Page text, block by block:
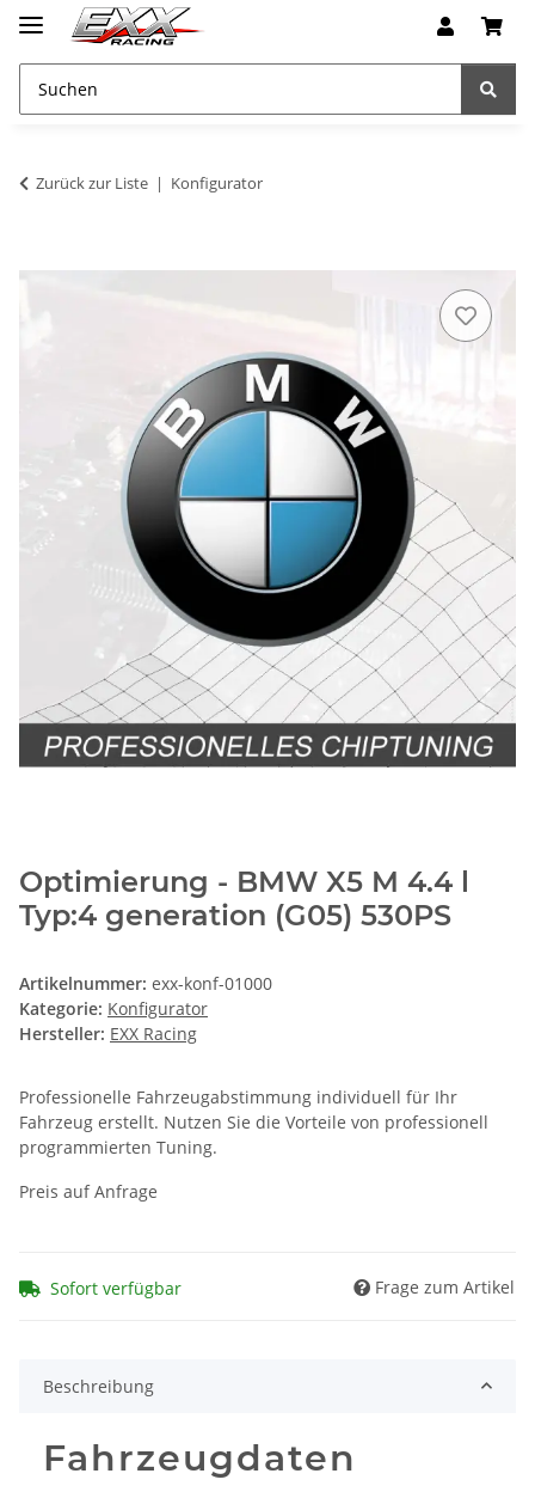
Zurück zur Liste Konfigurator
Optimierung - BMW X5 M 4.4 l
Typ:4 generation (G05) 530PS
Artikelnummer: exx-konf-01000
Kategorie: Konfigurator
Hersteller: EXX Racing
Professionelle Fahrzeugabstimmung individuell für Ihr
Fahrzeug erstellt. Nutzen Sie die Vorteile von professionell
programmierten Tuning.
Preis auf Anfrage
Sofort verfügbar Frage zum Artikel
Beschreibung
Fahrzeugdaten